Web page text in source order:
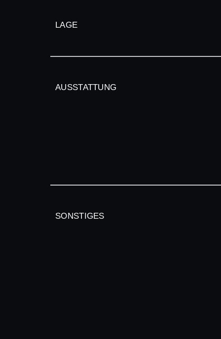
LAGE
AUSSTATTUNG
SONSTIGES